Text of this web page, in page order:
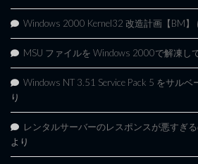
Windows 2000 Kernel32 改造計画【BM】
MSU ファイルを Windows 2000で解凍し
Windows NT 3.51 Service Pack 5 をサルベ
り
レンタルサーバーのレスポンスが悪すぎ
より